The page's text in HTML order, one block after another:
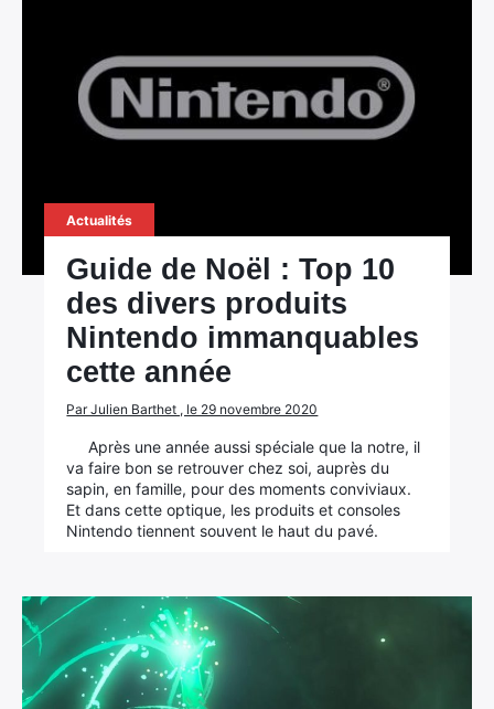
Actualités
Guide de Noël : Top 10
des divers produits
Nintendo immanquables
cette année
Par Julien Barthet , le 29 novembre 2020
Après une année aussi spéciale que la notre, il
va faire bon se retrouver chez soi, auprès du
sapin, en famille, pour des moments conviviaux.
Et dans cette optique, les produits et consoles
Nintendo tiennent souvent le haut du pavé.